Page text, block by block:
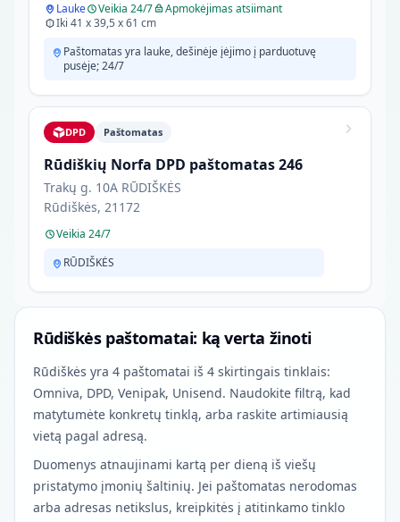
Lauke Veikia 24/7
Apmokėjimas atsiimant
Iki 41 x 39,5 x 61 cm
Paštomatas yra lauke, dešinėje įėjimo į parduotuvę
pusėje; 24/7
DPD Paštomatas
Rūdiškių Norfa DPD paštomatas 246
Trakų g. 10A RŪDIŠKĖS
Rūdiškės, 21172
Veikia 24/7
RŪDIŠKĖS
Rūdiškės paštomatai: ką verta žinoti
Rūdiškės yra 4 paštomatai iš 4 skirtingais tinklais:
Omniva, DPD, Venipak, Unisend. Naudokite filtrą, kad
matytumėte konkretų tinklą, arba raskite artimiausią
vietą pagal adresą.
Duomenys atnaujinami kartą per dieną iš viešų
pristatymo įmonių šaltinių. Jei paštomatas nerodomas
arba adresas netikslus, kreipkitės į atitinkamo tinklo